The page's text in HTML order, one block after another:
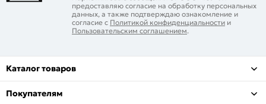
предоставляю согласие на обработку персональных
данных, а также подтверждаю ознакомление и
согласие с Политикой конфиденциальности и
Пользовательским соглашением.
Каталог товаров
Покупателям